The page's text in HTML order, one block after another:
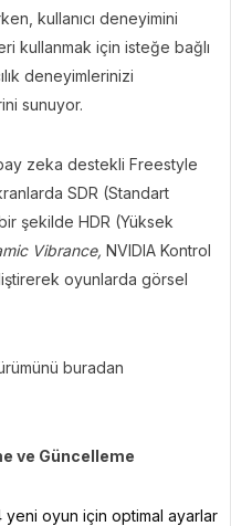
kullanıcı deneyimini
kullanmak için isteğe bağlı
deneyimlerinizi
sunuyor.
zeka destekli Freestyle
SDR (Standart
şekilde HDR (Yüksek
Vibrance, NVIDIA Kontrol
oyunlarda görsel
buradan
ve Güncelleme
yeni oyun için optimal ayarlar